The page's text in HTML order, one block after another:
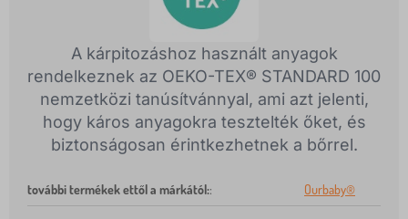
A kárpitozáshoz használt anyagok
rendelkeznek az OEKO-TEX® STANDARD 100
nemzetközi tanúsítvánnyal, ami azt jelenti,
hogy káros anyagokra tesztelték őket, és
biztonságosan érintkezhetnek a bőrrel.
további termékek ettől a márkától:: Ourbaby®